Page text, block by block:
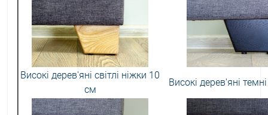
Високі дерев'яні світлі ніжки 10
см
Високі дерев'яні